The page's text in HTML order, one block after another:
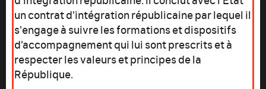
un contrat d'intégration républicaine par lequel il
s'engage à suivre les formations et dispositifs
d'accompagnement qui lui sont prescrits et à
respecter les valeurs et principes de la
République.